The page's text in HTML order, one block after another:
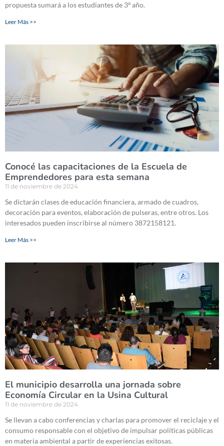
propuesta sumará a los estudiantes de 3º año.
Leer Más >>
Conocé las capacitaciones de la Escuela de
Emprendedores para esta semana
11 de noviembre de 2024
Se dictarán clases de educación financiera, armado de cuadros,
decoración para eventos, elaboración de pulseras, entre otros. Los
interesados pueden inscribirse al número 3872158121.
Leer Más >>
El municipio desarrolla una jornada sobre
Economía Circular en la Usina Cultural
11 de noviembre de 2024
Se llevan a cabo conferencias y charlas para promover el reciclaje y el
consumo responsable con el objetivo de impulsar políticas públicas
en materia ambiental a partir de experiencias exitosas.